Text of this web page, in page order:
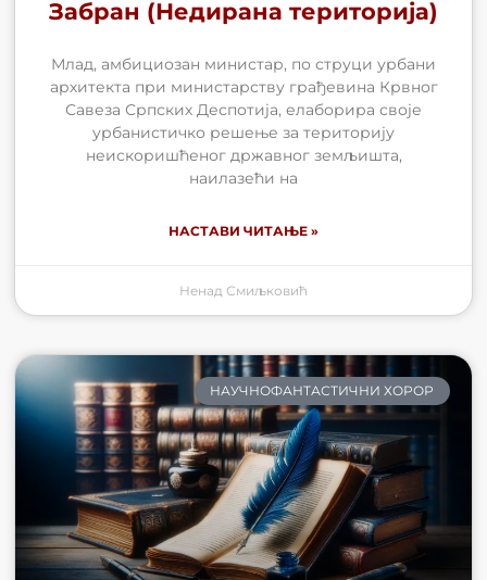
Забран (Недирана територија)
Млад, амбициозан министар, по струци урбани
архитекта при министарству грађевина Крвног
Савеза Српских Деспотија, елаборира своје
урбанистичко решење за територију
неискоришћеног државног земљишта,
наилазећи на
НАСТАВИ ЧИТАЊЕ »
Ненад Смиљковић
НАУЧНОФАНТАСТИЧНИ ХОРОР